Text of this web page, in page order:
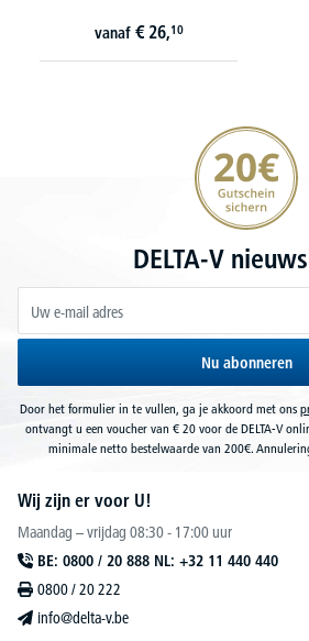
vanaf € 26,10
20€ korting
DELTA-V
Nu abonneren
Door het formulier in te vullen, ga je akkoord met ons
ontvangt u een voucher van € 20 voor de DELTA-V
minimale netto bestelwaarde van 200€.
Wij zijn er voor U!
Maandag – vrijdag 08:30 - 17:00 uur
BE: 0800 / 20 888 NL: +32 11 440 440
0800 / 20 222
info@delta-v.be